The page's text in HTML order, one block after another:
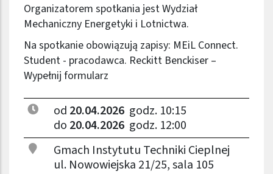
od 20.04.2026 godz. 10:15
do 20.04.2026 godz. 12:00
Gmach Instytutu Techniki Cieplnej
ul. Nowowiejska 21/25, sala 105
Organizatorem spotkania jest Wydział
Mechaniczny Energetyki i Lotnictwa.
Na spotkanie obowiązują zapisy: MEiL Connect.
Student - pracodawca. Reckitt Benckiser –
Wypełnij formularz